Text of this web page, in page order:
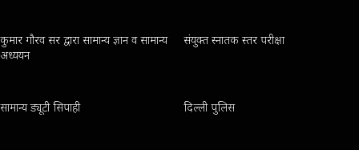
कुमार गौरव सर द्वारा सामान्य ज्ञान व सामान्य
अध्ययन
संयुक्त स्नातक स्तर परीक्षा
सामान्य ड्यूटी सिपाही दिल्ली पुलिस